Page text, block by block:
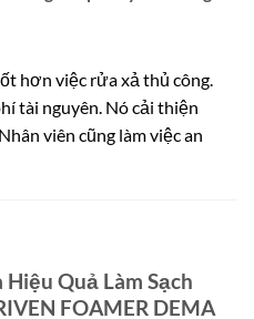
hơn việc rửa xả thủ công.
tài nguyên. Nó cải thiện
viên cũng làm việc an
Quả Làm Sạch
FOAMER DEMA